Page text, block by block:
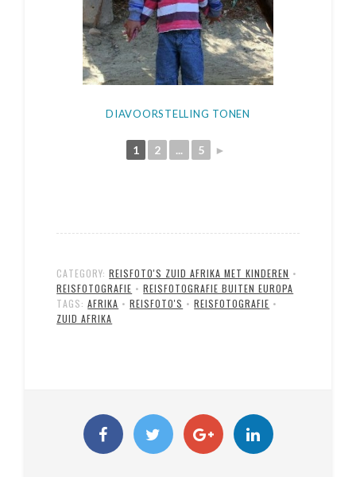
DIAVOORSTELLING TONEN
1 2 ... 5 ►
CATEGORY:REISFOTO'S ZUID AFRIKA MET KINDEREN •
REISFOTOGRAFIE •REISFOTOGRAFIE BUITEN EUROPA
TAGS:AFRIKA •REISFOTO'S •REISFOTOGRAFIE •
ZUID AFRIKA